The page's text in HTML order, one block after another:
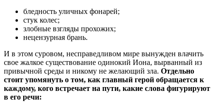
бледность уличных фонарей;
стук колес;
злобные взгляды прохожих;
нецензурная брань.
И в этом суровом, несправедливом мире вынужден влачить
свое жалкое существование одинокий Иона, вырванный из
привычной среды и никому не желающий зла. Отдельно
стоит упомянуть о том, как главный герой обращается к
каждому, кого встречает на пути, какие слова фигурируют
в его речи: